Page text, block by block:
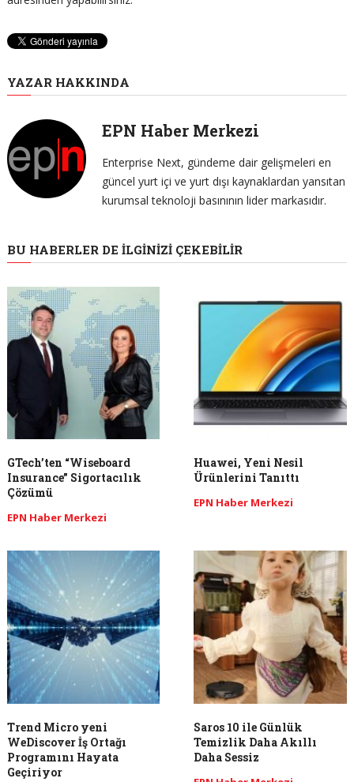
YAZAR HAKKINDA
EPN Haber Merkezi
Enterprise Next, gündeme dair gelişmeleri en
güncel yurt içi ve yurt dışı kaynaklardan yansıtan
kurumsal teknoloji basınının lider markasıdır.
BU HABERLER DE İLGINIZI ÇEKEBILIR
GTech’ten “Wiseboard
Insurance” Sigortacılık
Çözümü
EPN Haber Merkezi
Huawei, Yeni Nesil
Ürünlerini Tanıttı
EPN Haber Merkezi
Trend Micro yeni
WeDiscover İş Ortağı
Programını Hayata
Geçiriyor
Saros 10 ile Günlük
Temizlik Daha Akıllı
Daha Sessiz